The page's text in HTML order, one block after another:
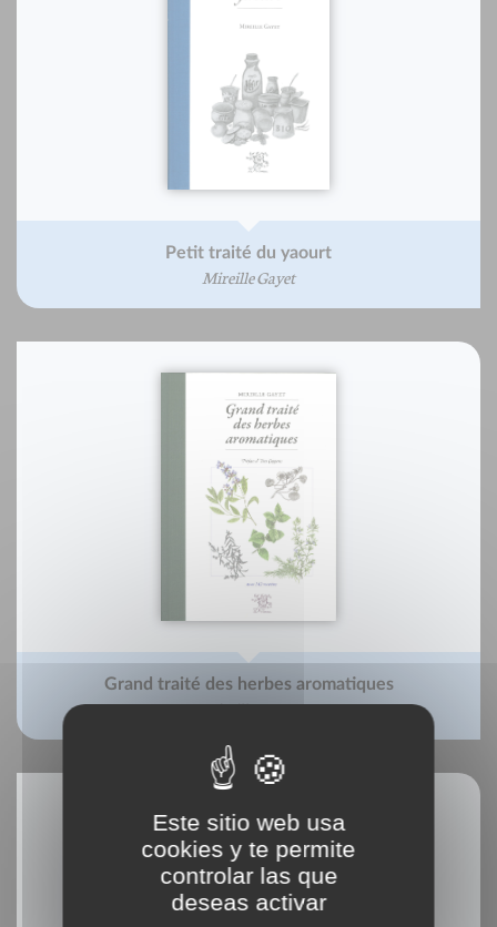
Petit traité du yaourt
Mireille Gayet
Grand traité des herbes aromatiques
Mireille Gayet
Este sitio web usa
cookies y te permite
controlar las que
deseas activar